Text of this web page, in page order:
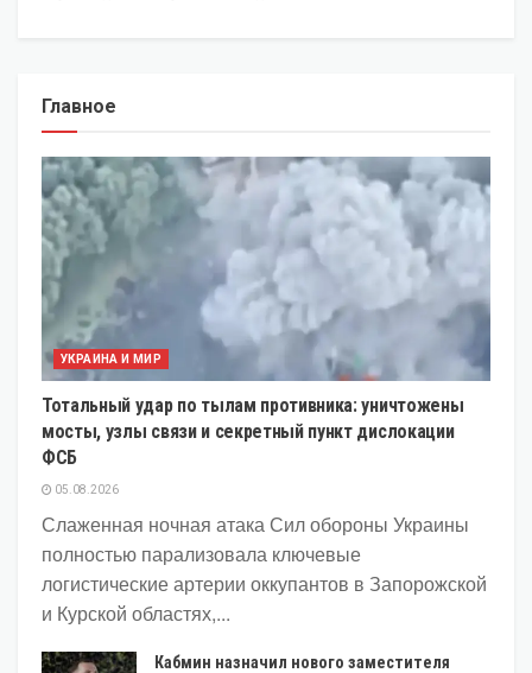
Главное
УКРАИНА И МИР
Тотальный удар по тылам противника: уничтожены
мосты, узлы связи и секретный пункт дислокации
ФСБ
05.08.2026
Слаженная ночная атака Сил обороны Украины
полностью парализовала ключевые
логистические артерии оккупантов в Запорожской
и Курской областях,...
Кабмин назначил нового заместителя